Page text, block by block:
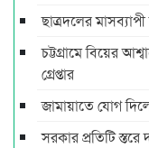
ছাত্রদলের
চট্টগ্রামে বিয়ের
গ্রেপ্তার
জামায়াতে যোগ
সরকার প্রতিটি